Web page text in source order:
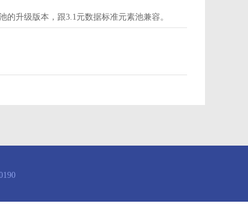
的升级版本，跟3.1元数据标准元素池兼容。